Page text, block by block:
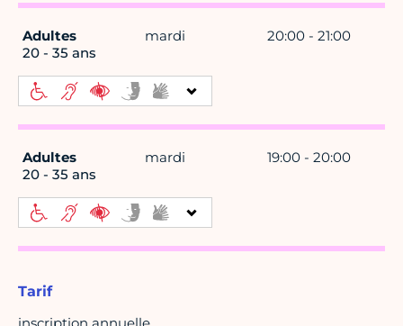
Adultes
20 - 35 ans
mardi 20:00 - 21:00
Adultes
20 - 35 ans
mardi 19:00 - 20:00
Tarif